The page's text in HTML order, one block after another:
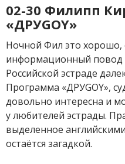
02-30 Филипп
«ДРУGOY»
Ночной Фил это хорошо,
информационный повод
Российской эстраде
Программа «ДРУGOY»,
довольно интересна и
у любителей эстрады.
выделенное
остаётся загадкой.